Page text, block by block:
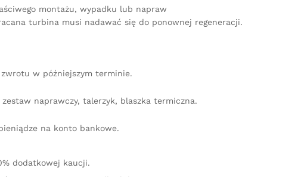
montażu, wypadku lub napraw
turbina musi nadawać się do ponownej regeneracji.
zwrotu w późniejszym terminie.
naprawczy, talerzyk, blaszka termiczna.
na konto bankowe.
dodatkowej kaucji.